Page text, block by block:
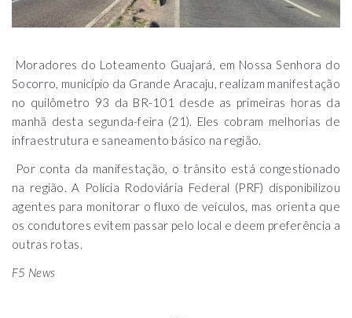
Moradores do Loteamento Guajará, em Nossa Senhora do
Socorro, município da Grande Aracaju, realizam manifestação
no quilômetro 93 da BR-101 desde as primeiras horas da
manhã desta segunda-feira (21). Eles cobram melhorias de
infraestrutura e saneamento básico na região.
Por conta da manifestação, o trânsito está congestionado
na região. A Polícia Rodoviária Federal (PRF) disponibilizou
agentes para monitorar o fluxo de veículos, mas orienta que
os condutores evitem passar pelo local e deem preferência a
outras rotas.
F5 News